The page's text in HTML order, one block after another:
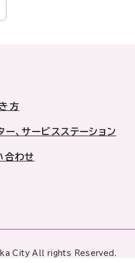
方
ー、サービスステーション
合わせ
City All rights Reserved.